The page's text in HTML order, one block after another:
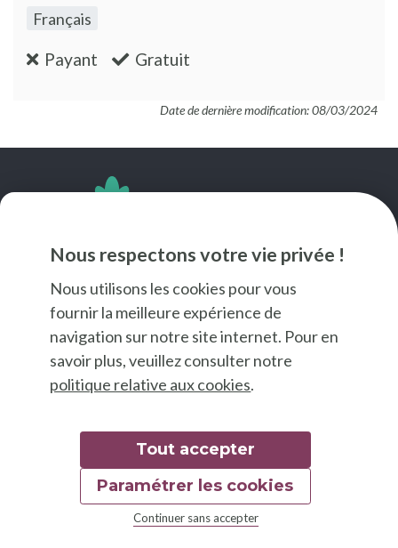
Nous respectons votre vie privée !
Nous utilisons les cookies pour vous
fournir la meilleure expérience de
navigation sur notre site internet. Pour en
savoir plus, veuillez consulter notre
politique relative aux cookies.
Tout accepter
Continuer sans accepter
Paramétrer les cookies
Français
Payant :non Gratuit
Date de dernière modification: 08/03/2024
© 2026 Good Food
Mentions légales